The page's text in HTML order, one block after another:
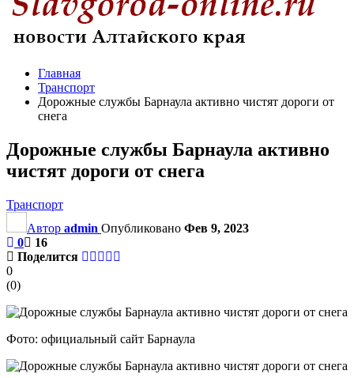
Главная
Транспорт
Дорожные службы Барнаула активно чистят дороги от
снега
Дорожные службы Барнаула активно
чистят дороги от снега
Транспорт
Автор admin Опубликовано Фев 9, 2023
0
16
Поделится
0
(0)
Фото: официальный сайт Барнаула